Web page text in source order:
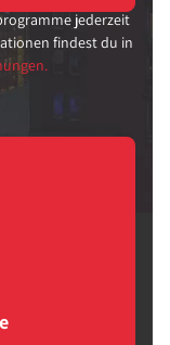
jederzeit
findest du in